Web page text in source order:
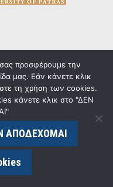
προσφέρουμε την
μας. Εάν κάνετε κλικ
τη χρήση των cookies.
κάνετε κλικ στο "ΔΕΝ
ΑΠΟΔΕΧΟΜΑΙ